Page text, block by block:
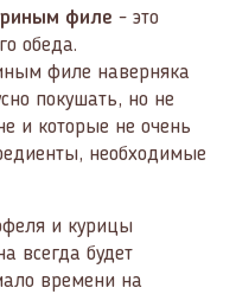
филе - это
обеда.
филе наверняка
покушать, но не
и которые не очень
необходимые
и курицы
всегда будет
времени на